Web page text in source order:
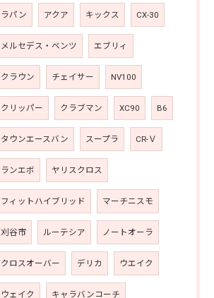
ラパン アクア キックス CX-30
メルセデス・ベンツ エブリィ
クラウン チェイサー NV100
クリッパー クラブマン XC90 B6
タウンエースバン スープラ CR-Ｖ
ランエボ ヤリスクロス
フィットハイブリッド マーチニスモ
刈谷市 ルーテシア ノートオーラ
クロスオーバー デリカ ウエイク
ウェイク キャラバンコーチ